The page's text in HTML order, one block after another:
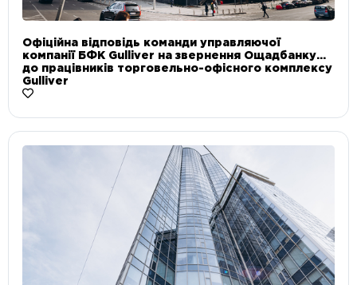
Офіційна відповідь команди управляючої
компанії БФК Gulliver на звернення Ощадбанку
до працівників торговельно-офісного комплексу
Gulliver